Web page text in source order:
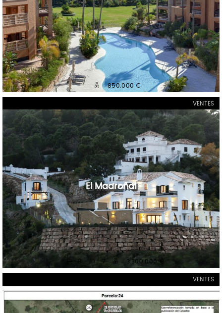
850.000 €
VENTES
El Madroñal
8 7 3.300.000 €
VENTES